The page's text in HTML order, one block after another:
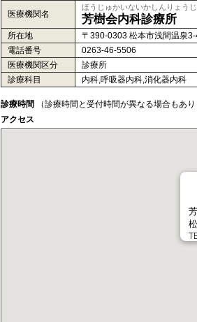
医療機関名
ほうじゅかいないかしんりょう
芳樹会内科診療所
所在地
〒390-0303 松本市浅間温泉
電話番号
0263-46-5506
医療機関区分
診療所
診療科目
内科,呼吸器内科,消化器内科
診療時間 （診療時間と受付時間が異なる場合もあ
アクセス